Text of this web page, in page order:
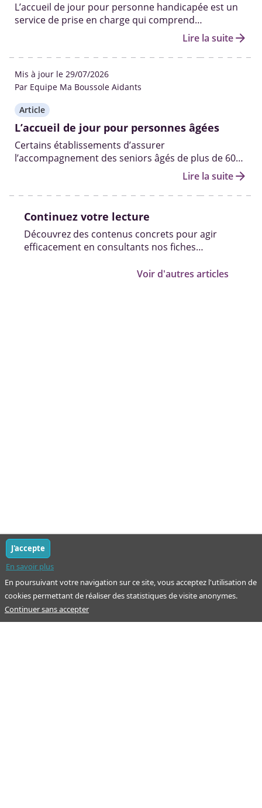
L’accueil de jour pour personne handicapée est un
service de prise en charge qui comprend
l’accompagnement, les soins médicaux (si besoin) et
diverses activités pour une journée ou demi-
journée.
Lire la suitearrow_forward
Mis à jour le 29/07/2026
Par Equipe Ma Boussole Aidants
Article
L’accueil de jour pour personnes âgées
Certains établissements d’assurer
l’accompagnement des seniors âgés de plus de 60
ans en perte d’autonomie ou encore atteints de
maladies neurodégénératives pendant la journée.
Lire la suitearrow_forward
Continuez votre lecture
Découvrez des contenus concrets pour agir
efficacement en consultants nos fiches
Voir d'autres articles
En poursuivant votre navigation sur ce site, vous acceptez l'utilisation de
cookies permettant de réaliser des statistiques de visite anonymes.
En savoir plus
J'accepte
Continuer sans accepter